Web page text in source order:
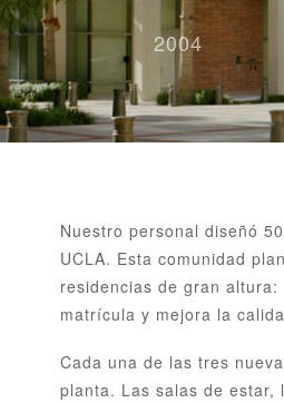
2004
Nuestro personal diseñó
UCLA. Esta comunidad
residencias de gran
matrícula y mejora la
Cada una de las tres
planta. Las salas de estar,